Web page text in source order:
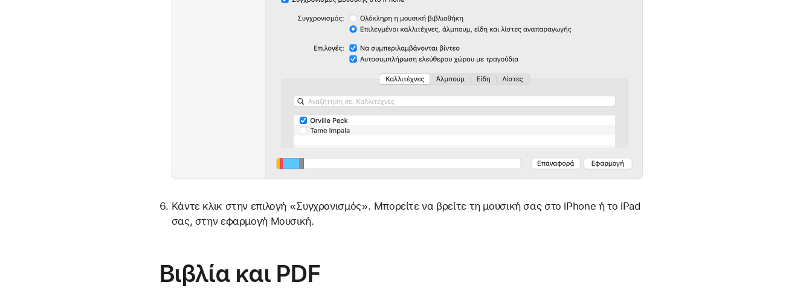
Κάντε κλικ στην επιλογή «Συγχρονισμός». Μπορείτε να βρείτε τη μουσική σας στο iPhone ή το iPad
σας, στην εφαρμογή Μουσική.
Βιβλία και PDF